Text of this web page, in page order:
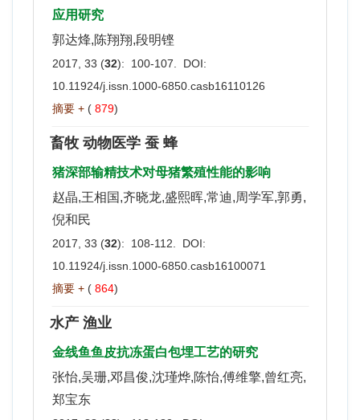
应用研究
郭达烽,陈翔翔,段明铿
2017, 33 (32): 100-107. DOI:
10.11924/j.issn.1000-6850.casb16110126
摘要 + ( 879)
畜牧 动物医学 蚕 蜂
猪深部输精技术对母猪繁殖性能的影响
赵晶,王相国,齐晓龙,盛熙晖,常迪,周学军,郭勇,
倪和民
2017, 33 (32): 108-112. DOI:
10.11924/j.issn.1000-6850.casb16100071
摘要 + ( 864)
水产 渔业
金线鱼鱼皮抗冻蛋白包埋工艺的研究
张怡,吴珊,邓昌俊,沈瑾烨,陈怡,傅维擎,曾红亮,
郑宝东